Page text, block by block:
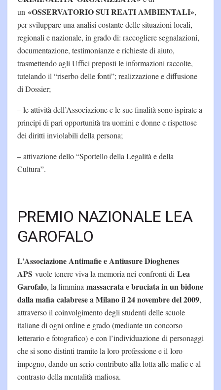
un «OSSERVATORIO SUI REATI AMBIENTALI»,
per sviluppare una analisi costante delle situazioni locali,
regionali e nazionale, in grado di: raccogliere segnalazioni,
documentazione, testimonianze e richieste di aiuto,
trasmettendo agli Uffici preposti le informazioni raccolte,
tutelando il “riserbo delle fonti”; realizzazione e diffusione
di Dossier;
– le attività dell’Associazione e le sue finalità sono ispirate a
principi di pari opportunità tra uomini e donne e rispettose
dei diritti inviolabili della persona;
– attivazione dello “Sportello della Legalità e della
Cultura”.
PREMIO NAZIONALE LEA
GAROFALO
L’Associazione Antimafie e Antiusure Dioghenes
APS vuole tenere viva la memoria nei confronti di Lea
Garofalo, la fimmina massacrata e bruciata in un bidone
dalla mafia calabrese a Milano il 24 novembre del 2009,
attraverso il coinvolgimento degli studenti delle scuole
italiane di ogni ordine e grado (mediante un concorso
letterario e fotografico) e con l’individuazione di personaggi
che si sono distinti tramite la loro professione e il loro
impegno, dando un serio contributo alla lotta alle mafie e al
contrasto della mentalità mafiosa.